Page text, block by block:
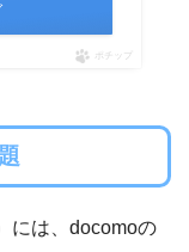
ポチップ
には、docomoの